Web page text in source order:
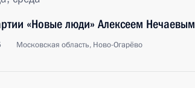
«Новые люди» Алексеем Нечаевым
Московская область, Ново-Огарёво